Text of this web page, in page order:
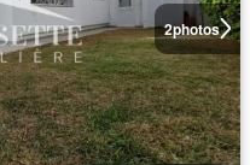
2photos